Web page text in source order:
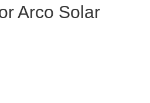
Arco Solar